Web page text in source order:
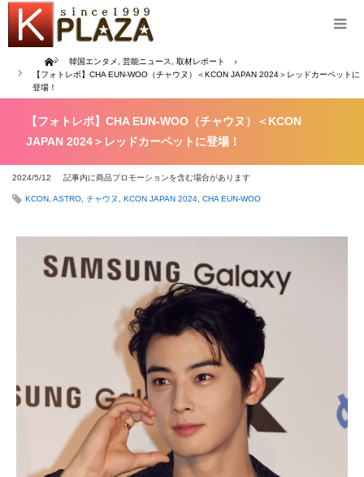
Home 韓国エンタメ 芸能ニュース
取材レポート
【フォトレポ】CHA EUN-WOO（チャウヌ）＜KCON JAPAN 2024＞レッドカーペットに
登場！
【フォトレポ】CHA EUN-WOO（チャウヌ）＜KCON
JAPAN 2024＞レッドカーペットに登場！
2024/5/12 記事内に商品プロモーションを含む場合があります
KCON ASTRO チャウヌ KCON JAPAN 2024 CHA EUN-WOO